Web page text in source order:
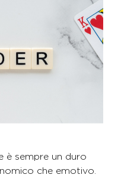
è sempre un duro
che emotivo.